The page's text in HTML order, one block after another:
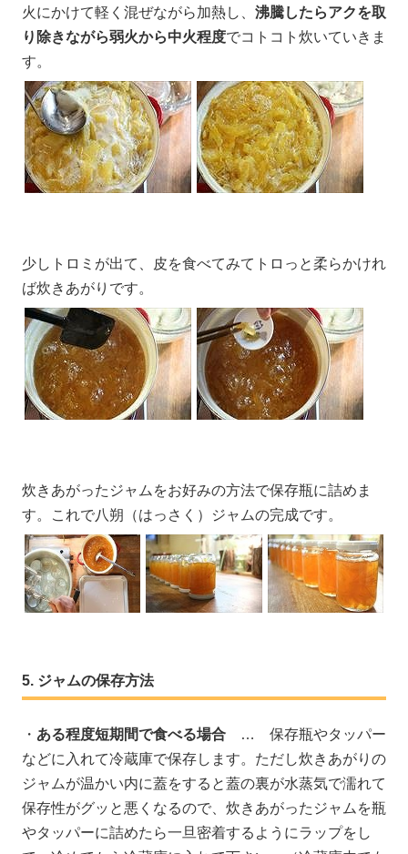
火にかけて軽く混ぜながら加熱し、 沸騰したらアクを取
り除きながら弱火から中火程度でコトコト炊いていきま
す。
少しトロミが出て、皮を食べてみてトロっと柔らかけれ
ば炊きあがりです。
炊きあがったジャムをお好みの方法で保存瓶に詰めま
す。これで八朔（はっさく）ジャムの完成です。
ジャムの保存方法
・ ある程度短期間で食べる場合 … 保存瓶やタッパー
などに入れて冷蔵庫で保存します。ただし炊きあがりの
ジャムが温かい内に蓋をすると蓋の裏が水蒸気で濡れて
保存性がグッと悪くなるので、炊きあがったジャムを瓶
やタッパーに詰めたら一旦密着するようにラップをし